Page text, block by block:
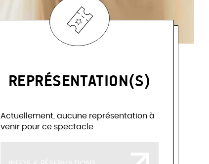
REPRÉSENTATION(S)
Actuellement, aucune représentation à
venir pour ce spectacle